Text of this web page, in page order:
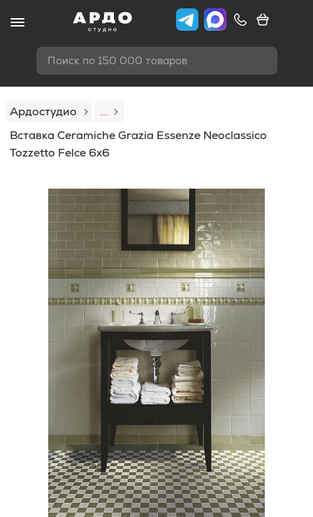
Поиск по 150 000 товаров
Ардостудио
...
Вставка Ceramiche Grazia Essenze Neoclassico
Tozzetto Felce 6x6